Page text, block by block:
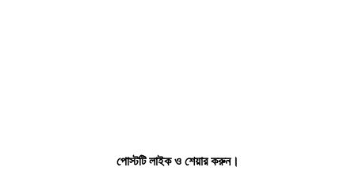
পোস্টটি লাইক ও শেয়ার করুন।